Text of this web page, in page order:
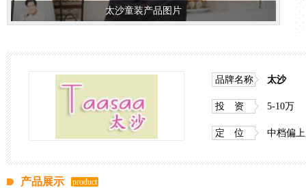
太沙童装产品图片
太沙童装产品图片
品牌名称 太沙
投 资 5-10万
定 位 中档偏上
产品展示 product